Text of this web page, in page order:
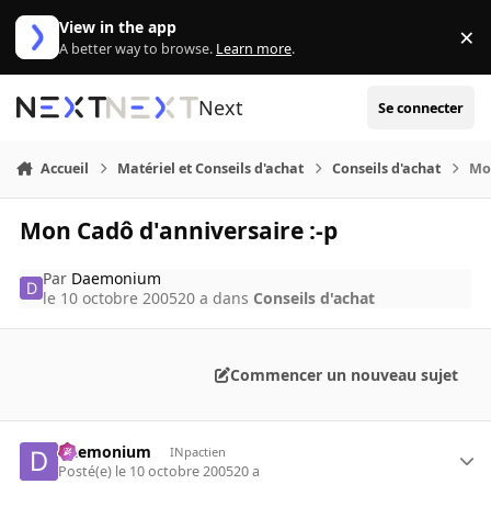
Aller au contenu
View in the app
A better way to browse. Learn more. ×
Next Se connecter
Accueil Matériel et Conseils d'achat Conseils d'achat
Mon Cadô d'anniversaire :-p
Par Daemonium
le 10 octobre 200520 a dans Conseils d'achat
Commencer un nouveau sujet
Daemonium INpactien
Posté(e) le 10 octobre 200520 a